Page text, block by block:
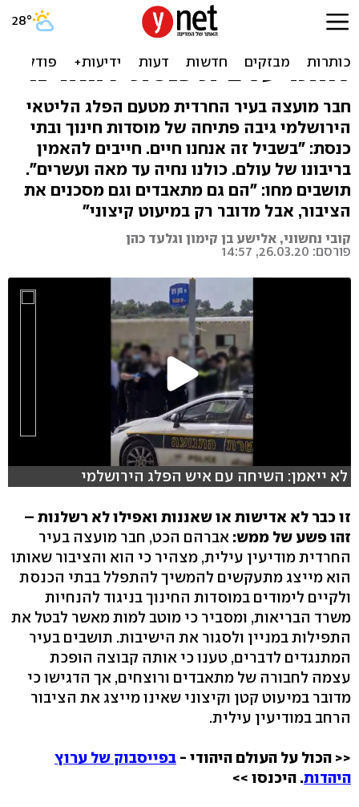
מפירים את ההנחיות במודיעין
עילית: "עדיף למות מאשר
לוותר על בית כנסת". האזינו
חבר מועצה בעיר החרדית מטעם הפלג הליטאי
הירושלמי גיבה פתיחה של מוסדות חינוך ובתי
כנסת: "בשביל זה אנחנו חיים. חייבים להאמין
בריבונו של עולם. כולנו נחיה עד מאה ועשרים".
תושבים מחו: "הם גם מתאבדים וגם מסכנים את
הציבור, אבל מדובר רק במיעוט קיצוני"
קובי נחשוני, אלישע בן קימון וגלעד כהן
פורסם: 26.03.20, 14:57
לא ייאמן: השיחה עם איש הפלג הירושלמי
זו כבר לא אדישות או שאננות ואפילו לא רשלנות –
זהו פשע של ממש: אברהם הכט, חבר מועצה בעיר
החרדית מודיעין עילית, מצהיר כי הוא והציבור שאותו
הוא מייצג מתעקשים להמשיך להתפלל בבתי הכנסת
ולקיים לימודים במוסדות החינוך בניגוד להנחיות
משרד הבריאות, ומסביר כי מוטב למות מאשר לבטל את
התפילות במניין ולסגור את הישיבות. תושבים בעיר
המתנגדים לדברים, טענו כי אותה קבוצה הופכת
עצמה לחבורה של מתאבדים ורוצחים, אך הדגישו כי
מדובר במיעוט קטן וקיצוני שאינו מייצג את הציבור
הרחב במודיעין עילית.
<< הכול על העולם היהודי - בפייסבוק של ערוץ
היהדות. היכנסו >>